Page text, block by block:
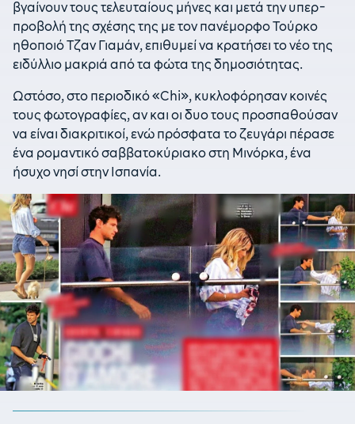
βγαίνουν τους τελευταίους μήνες και μετά την υπερ-
προβολή της σχέσης της με τον πανέμορφο Τούρκο
ηθοποιό Τζαν Γιαμάν, επιθυμεί να κρατήσει το νέο της
ειδύλλιο μακριά από τα φώτα της δημοσιότητας.
Ωστόσο, στο περιοδικό «Chi», κυκλοφόρησαν κοινές
τους φωτογραφίες, αν και οι δυο τους προσπαθούσαν
να είναι διακριτικοί, ενώ πρόσφατα το ζευγάρι πέρασε
ένα ρομαντικό σαββατοκύριακο στη Μινόρκα, ένα
ήσυχο νησί στην Ισπανία.